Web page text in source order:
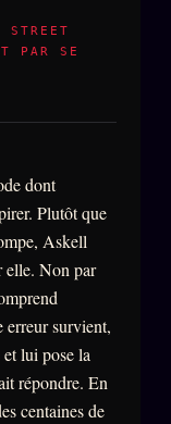
STREET
PAR SE
dont
Plutôt que
Askell
elle. Non par
erreur survient,
lui pose la
répondre. En
centaines de